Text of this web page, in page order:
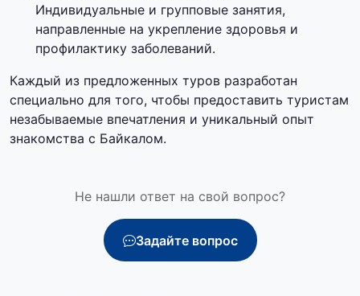
Индивидуальные и групповые занятия,
направленные на укрепление здоровья и
профилактику заболеваний.
Каждый из предложенных туров разработан
специально для того, чтобы предоставить туристам
незабываемые впечатления и уникальный опыт
знакомства с Байкалом.
Не нашли ответ на свой вопрос?
Задайте вопрос